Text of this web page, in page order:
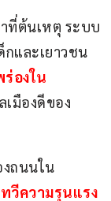
ที่ต้นเหตุ​ ระบบ
และเยาวชน
องใน
มืองดีของ
ถนนใน
วีความรุนแรง